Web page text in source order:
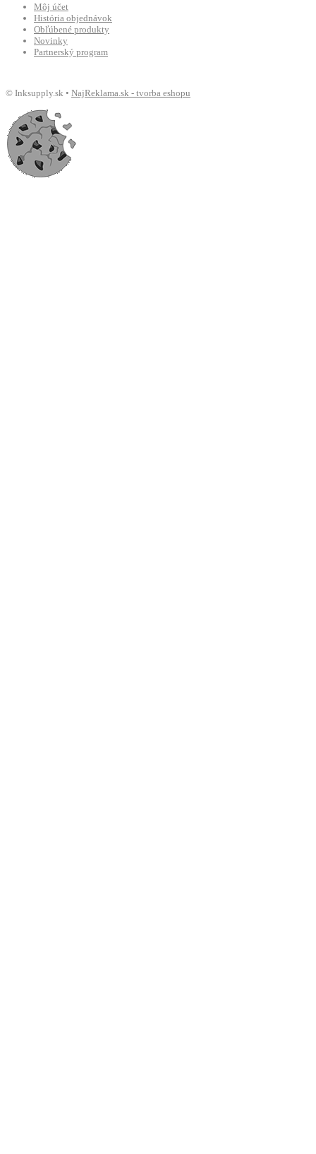
Môj účet
História objednávok
Obľúbené produkty
Novinky
Partnerský program
© Inksupply.sk • NajReklama.sk - tvorba eshopu